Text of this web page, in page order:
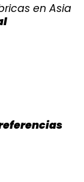
en Asia